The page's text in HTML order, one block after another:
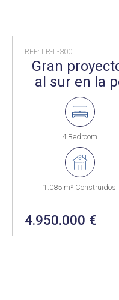
REF: LR-L-300
Gran
al sur en la
4 Bedroom
1.085 m² Construidos
4.950.000 €